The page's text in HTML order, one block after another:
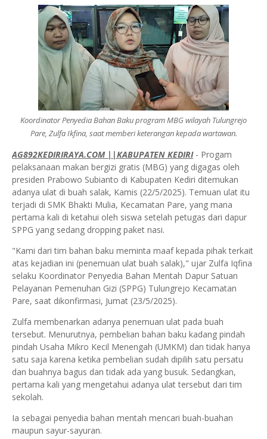
Koordinator Penyedia Bahan Baku program MBG wilayah Tulungrejo
Pare, Zulfa Ikfina, saat memberi keterangan kepada wartawan.
AG892KEDIRIRAYA.COM ||KABUPATEN KEDIRI- Progam
pelaksanaan makan bergizi gratis (MBG) yang digagas oleh
presiden Prabowo Subianto di Kabupaten Kediri ditemukan
adanya ulat di buah salak, Kamis (22/5/2025). Temuan ulat itu
terjadi di SMK Bhakti Mulia, Kecamatan Pare, yang mana
pertama kali di ketahui oleh siswa setelah petugas dari dapur
SPPG yang sedang dropping paket nasi.
"Kami dari tim bahan baku meminta maaf kepada pihak terkait
atas kejadian ini (penemuan ulat buah salak)," ujar Zulfa Iqfina
selaku Koordinator Penyedia Bahan Mentah Dapur Satuan
Pelayanan Pemenuhan Gizi (SPPG) Tulungrejo Kecamatan
Pare, saat dikonfirmasi, Jumat (23/5/2025).
Zulfa membenarkan adanya penemuan ulat pada buah
tersebut. Menurutnya, pembelian bahan baku kadang pindah
pindah Usaha Mikro Kecil Menengah (UMKM) dan tidak hanya
satu saja karena ketika pembelian sudah dipilih satu persatu
dan buahnya bagus dan tidak ada yang busuk. Sedangkan,
pertama kali yang mengetahui adanya ulat tersebut dari tim
sekolah.
Ia sebagai penyedia bahan mentah mencari buah-buahan
maupun sayur-sayuran.